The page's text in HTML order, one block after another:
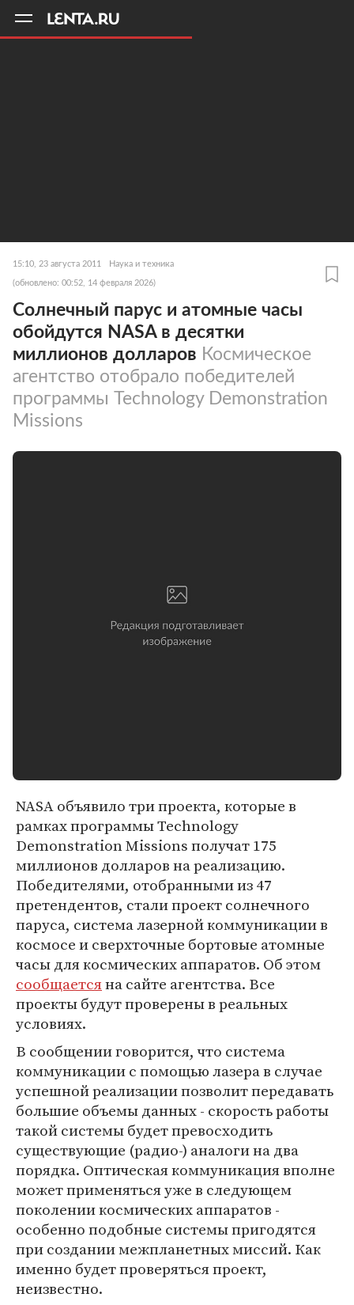
15:10, 23 августа 2011 Наука и техника
(обновлено: 00:52, 14 февраля 2026)
Солнечный парус и атомные часы
обойдутся NASA в десятки
миллионов долларов Космическое
агентство отобрало победителей
программы Technology Demonstration
Missions
NASA объявило три проекта, которые в
рамках программы Technology
Demonstration Missions получат 175
миллионов долларов на реализацию.
Победителями, отобранными из 47
претендентов, стали проект солнечного
паруса, система лазерной коммуникации в
космосе и сверхточные бортовые атомные
часы для космических аппаратов. Об этом
сообщаетсяна сайте агентства. Все
проекты будут проверены в реальных
условиях.
В сообщении говорится, что система
коммуникации с помощью лазера в случае
успешной реализации позволит передавать
большие объемы данных - скорость работы
такой системы будет превосходить
существующие (радио-) аналоги на два
порядка. Оптическая коммуникация вполне
может применяться уже в следующем
поколении космических аппаратов -
особенно подобные системы пригодятся
при создании межпланетных миссий. Как
именно будет проверяться проект,
неизвестно.